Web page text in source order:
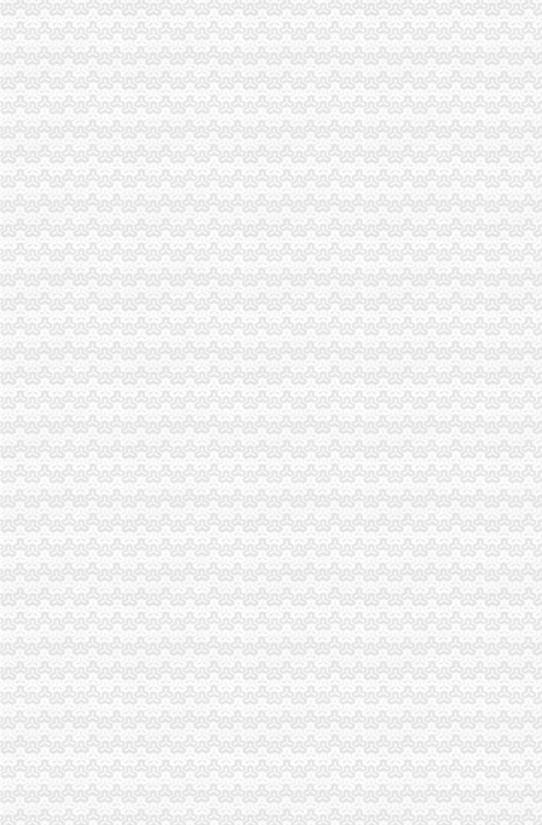
PVC泄水管检测PVC含量加洲65报告检测办理-产品展厅-国际互联网
高频直缝焊管、电梯制造许可证TS认证山资质办理-阿里巴巴专栏
健身房|健身俱乐部|南山健身中心-qd8.com.cn
我该杂办~加洲遇到问题【加州旅馆吧】_百度贴吧
缺少原产地证/植检证的北美加洲铁杉如何办理进口手续？北美加洲铁杉
谁知道加洲菲的年卡是怎么办的？_阜南吧_百度贴吧
【重庆加洲新牌坊后勤人员招聘网_后勤人员招聘信息】-重庆智联招聘
美国光少女加州葡萄干广州进口报关办理收货人备案_进口食品海关
万事通_新浪新闻
深圳健身爱好者注意！！深动卡（深动一族）卷款跑了！！！！_报料_
龙泉驿区十陵街办加洲旅馆
加洲光3月29日举办多层现房大型让利活动-导购-石家庄乐居网
加洲健身新年办卡抽活动开始啦！-深圳58同城
【重庆加洲新牌坊文招聘网_文招聘信息】-重庆智联招聘
【CEC美国加洲能源之星认证,CEC认证优惠办理】价格,厂家,
【重庆加洲新牌坊二手办公耗材回收回收】-重庆赶集网
【客户月薪2000加提成加金,重庆多才广告有限公司招聘】-重庆赶
加洲国际城2013光棍节主题活动举办-导购-眉山乐居网
【办理加洲CEC认证,加拿大IC认证,欧洲ERP认证】价格_厂家_图
加洲红ktv（福田店）地址、地图以及周边公交_查查吧
深圳乒乓球馆：加洲健身会所-深圳爱问分类
市民；油烟、噪声查处不满意！市环保局现场办公；当场拍板；月底解
官员无能,东莞市横沥镇六加洲违建不处理_【微信:ugucci】香奈尔
开家饭店要多少钱？在学校旁边的那种,现在开还可以吗？哟啊办什么
中美之间的差距,转贴来自天涯经济论坛-广州搜狐焦点
818我的现任和前夫,说说中美两国男人的异同,外加请教工作问题。
因本人怀孕,急转让一张刚办的杰司健身卡（加洲光）-Powered
北京兰迪花卉精品有限公司等35户外商投资企业被依法吊销营业执照
欢乐举办加洲DIY风筝购房送美金
重庆有哪些宠物店,分别在哪_搜问问
【加洲七街健身卡两年卡,2014年6月办的,还有20个月。】-娄底娄
加洲光3月29日举办多层现房大型让利活动